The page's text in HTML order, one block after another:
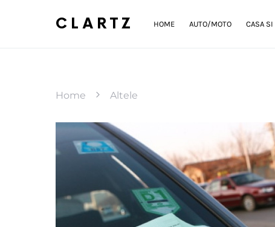
CLARTZ HOME AUTO/MOTO CASA
Home Altele